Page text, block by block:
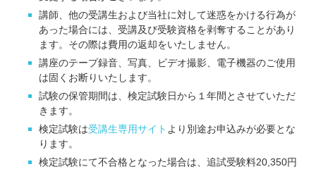
講師、他の受講生および当社に対して迷惑をかける行為が
あった場合には、受講及び受験資格を剥奪することがあり
ます。その際は費用の返却をいたしません。
講座のテープ録音、写真、ビデオ撮影、電子機器のご使用
は固くお断りいたします。
試験の保管期間は、検定試験日から１年間とさせていただ
きます。
検定試験は受講生専用サイト より別途お申込みが必要とな
ります。
検定試験にて不合格となった場合は、追試受験料20,350円